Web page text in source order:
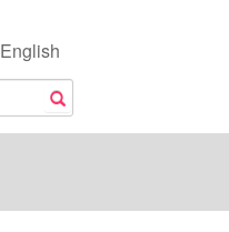
English
搜尋